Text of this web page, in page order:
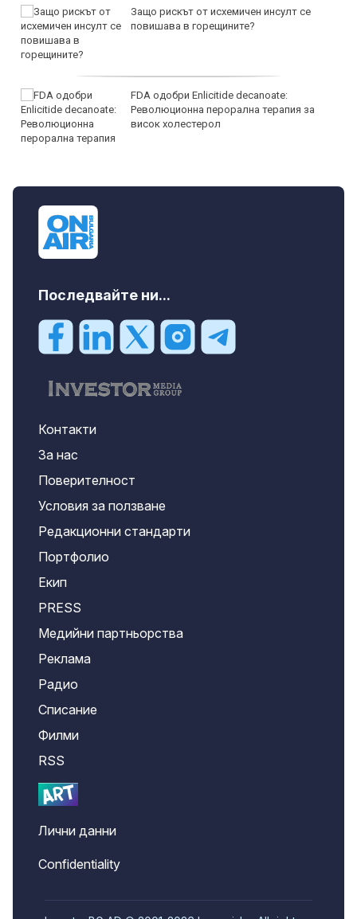
Защо рискът от исхемичен инсулт се
повишава в горещините?
FDA одобри Еnlicitide decanoate:
Революционна перорална терапия за
висок холестерол
Последвайте ни...
Контакти
За нас
Поверителност
Условия за ползване
Редакционни стандарти
Портфолио
Екип
PRESS
Медийни партньорства
Реклама
Радио
Списание
Филми
RSS
Лични данни
Confidentiality